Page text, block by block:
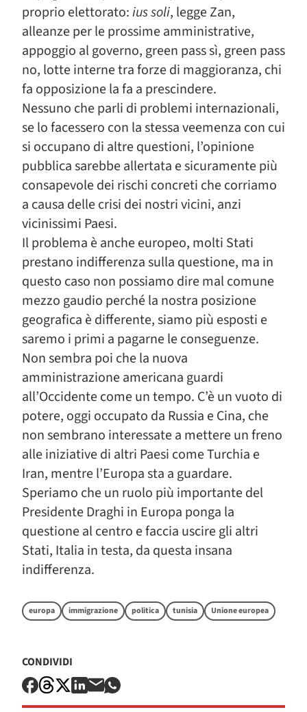
proprio elettorato:ius soli, legge Zan,
alleanze per le prossime amministrative,
appoggio al governo, green pass sì, green pass
no, lotte interne tra forze di maggioranza, chi
fa opposizione la fa a prescindere.
Nessuno che parli di problemi internazionali,
se lo facessero con la stessa veemenza con cui
si occupano di altre questioni, l’opinione
pubblica sarebbe allertata e sicuramente più
consapevole dei rischi concreti che corriamo
a causa delle crisi dei nostri vicini, anzi
vicinissimi Paesi.
Il problema è anche europeo, molti Stati
prestano indifferenza sulla questione, ma in
questo caso non possiamo dire mal comune
mezzo gaudio perché la nostra posizione
geografica è differente, siamo più esposti e
saremo i primi a pagarne le conseguenze.
Non sembra poi che la nuova
amministrazione americana guardi
all’Occidente come un tempo. C’è un vuoto di
potere, oggi occupato da Russia e Cina, che
non sembrano interessate a mettere un freno
alle iniziative di altri Paesi come Turchia e
Iran, mentre l’Europa sta a guardare.
Speriamo che un ruolo più importante del
Presidente Draghi in Europa ponga la
questione al centro e faccia uscire gli altri
Stati, Italia in testa, da questa insana
indifferenza.
europa immigrazione politica tunisia Unione europea
CONDIVIDI